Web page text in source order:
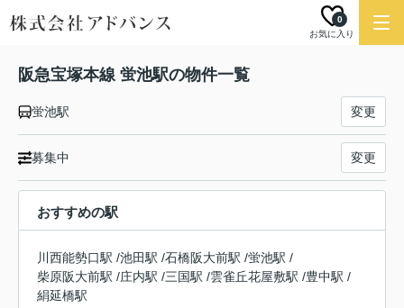
お気に入り
0
阪急宝塚本線 蛍池駅の物件一覧
蛍池駅 変更
募集中 変更
おすすめの駅
川西能勢口駅 /池田駅 /石橋阪大前駅 /蛍池駅 /
柴原阪大前駅 /庄内駅 /三国駅 /雲雀丘花屋敷駅 /豊中駅 /
絹延橋駅